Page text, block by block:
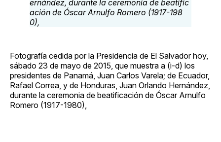
Fotografía cedida por la Presidencia de El Salvador hoy,
sábado 23 de mayo de 2015, que muestra a (i-d) los
presidentes de Panamá, Juan Carlos Varela; de Ecuador,
Rafael Correa, y de Honduras, Juan Orlando Hernández,
durante la ceremonia de beatificación de Óscar Arnulfo
Romero (1917-1980),